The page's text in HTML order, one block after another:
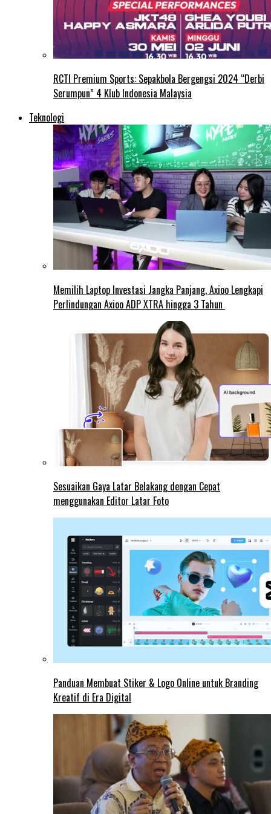
RCTI Premium Sports: Sepakbola Bergengsi 2024 “Derbi
Serumpun” 4 Klub Indonesia Malaysia
Teknologi
Memilih Laptop Investasi Jangka Panjang, Axioo Lengkapi
Perlindungan Axioo ADP XTRA hingga 3 Tahun
Sesuaikan Gaya Latar Belakang dengan Cepat
menggunakan Editor Latar Foto
Panduan Membuat Stiker & Logo Online untuk Branding
Kreatif di Era Digital